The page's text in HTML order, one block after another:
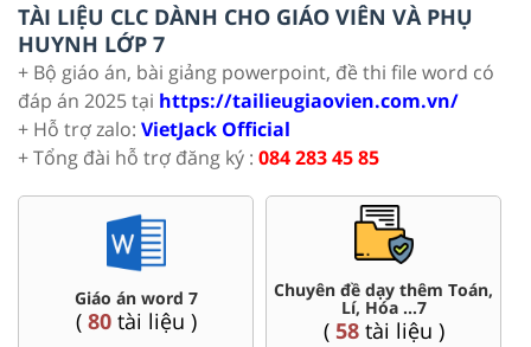
TÀI LIỆU CLC DÀNH CHO GIÁO VIÊN VÀ PHỤ
HUYNH LỚP 7
+ Bộ giáo án, bài giảng powerpoint, đề thi file word có
đáp án 2025 tại https://tailieugiaovien.com.vn/
+ Hỗ trợ zalo: VietJack Official
+ Tổng đài hỗ trợ đăng ký : 084 283 45 85
Toán, Đề thi HSG 7
(4
Trắc nghiệm
( 57